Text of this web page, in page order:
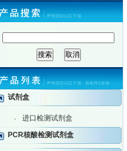
试剂盒
·
进口检测试剂盒
PCR核酸检测试剂盒